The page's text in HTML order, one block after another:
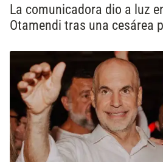
La comunicadora dio a luz
Otamendi tras una cesárea